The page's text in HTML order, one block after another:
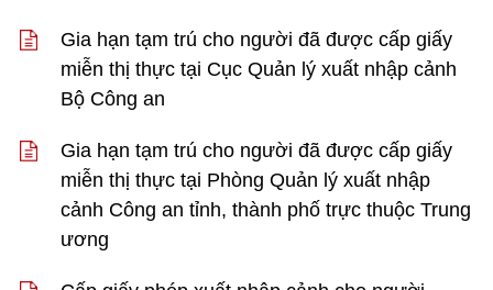
Gia hạn tạm trú cho người đã được cấp giấy
miễn thị thực tại Cục Quản lý xuất nhập cảnh
Bộ Công an
Gia hạn tạm trú cho người đã được cấp giấy
miễn thị thực tại Phòng Quản lý xuất nhập
cảnh Công an tỉnh, thành phố trực thuộc Trung
ương